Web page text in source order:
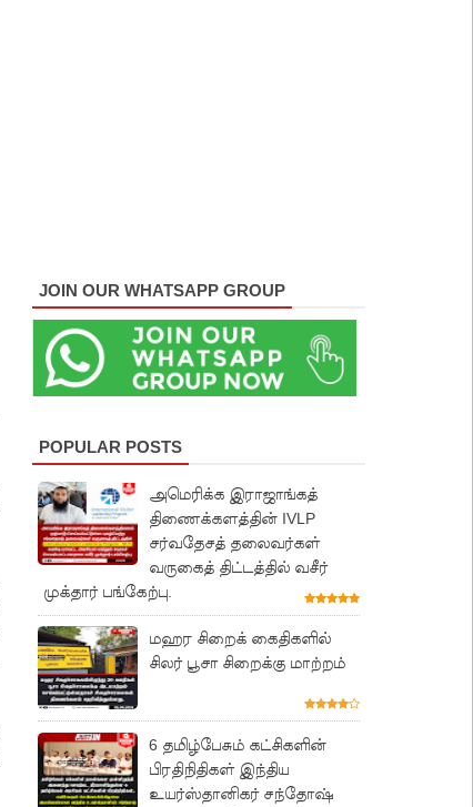
JOIN OUR WHATSAPP GROUP
POPULAR POSTS
அமெரிக்க இராஜாங்கத்
திணைக்களத்தின் IVLP
சர்வதேசத் தலைவர்கள்
வருகைத் திட்டத்தில் வசீர்
முக்தார் பங்கேற்பு.
மஹர சிறைக் கைதிகளில்
சிலர் பூசா சிறைக்கு மாற்றம்
6 தமிழ்பேசும் கட்சிகளின்
பிரதிநிதிகள் இந்திய
உயர்ஸ்தானிகர் சந்தோஷ்